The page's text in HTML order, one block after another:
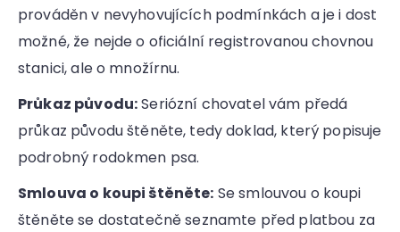
prováděn v nevyhovujících podmínkách a je i dost
možné, že nejde o oficiální registrovanou chovnou
stanici, ale o množírnu.
Průkaz původu:Seriózní chovatel vám předá
průkaz původu štěněte, tedy doklad, který popisuje
podrobný rodokmen psa.
Smlouva o koupi štěněte: Se smlouvou o koupi
štěněte se dostatečně seznamte před platbou za